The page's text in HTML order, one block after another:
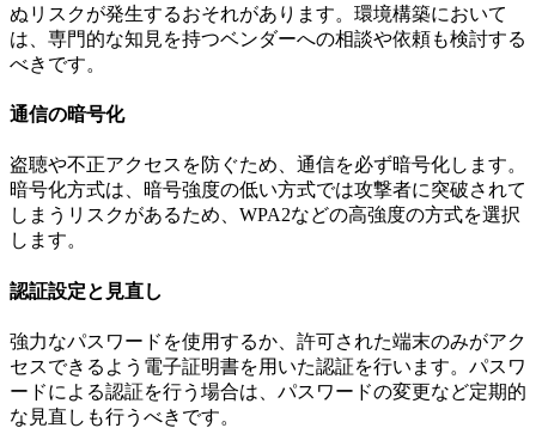
ぬリスクが発生するおそれがあります。環境構築において
は、専門的な知見を持つベンダーへの相談や依頼も検討する
べきです。
通信の暗号化
盗聴や不正アクセスを防ぐため、通信を必ず暗号化します。
暗号化方式は、暗号強度の低い方式では攻撃者に突破されて
しまうリスクがあるため、WPA2などの高強度の方式を選択
します。
認証設定と見直し
強力なパスワードを使用するか、許可された端末のみがアク
セスできるよう電子証明書を用いた認証を行います。パスワ
ードによる認証を行う場合は、パスワードの変更など定期的
な見直しも行うべきです。